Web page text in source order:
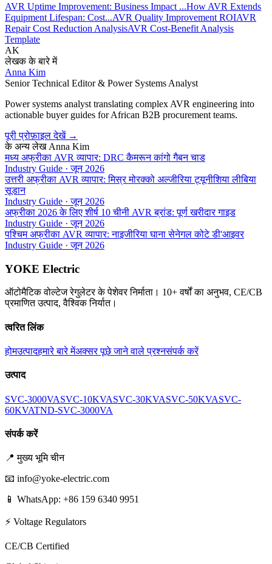
AVR Uptime Improvement: Business Impact ...How AVR Extends
Equipment Lifespan: Cost...AVR Quality Improvement ROIAVR
Repair Cost Reduction AnalysisAVR Cost-Benefit Analysis
Template
AK
लेखक के बारे में
Anna Kim
Senior Technical Editor & Power Systems Analyst
Power systems analyst translating complex AVR engineering into
actionable buyer guides for African B2B procurement teams.
पूरी प्रोफ़ाइल देखें→
के अन्य लेख Anna Kim
मध्य अफ्रीका AVR व्यापार: DRC कैमरून कांगो गैबन चाड
Industry Guide ·जून 2026
उत्तरी अफ्रीका AVR व्यापार: मिस्र मोरक्को अल्जीरिया ट्यूनीशिया लीबिया
सूडान
Industry Guide ·जून 2026
अफ्रीका 2026 के लिए शीर्ष 10 चीनी AVR ब्रांड: पूर्ण खरीदार गाइड
Industry Guide ·जून 2026
पश्चिम अफ्रीका AVR व्यापार: नाइजीरिया घाना सेनेगल कोटे डी'आइवर
Industry Guide ·जून 2026
YOKE Electric
ऑटोमैटिक वोल्टेज रेगुलेटर के पेशेवर निर्माता। 10+ वर्षों का अनुभव, CE/CB
प्रमाणित उत्पाद, वैश्विक निर्यात।
त्वरित लिंक
होमउत्पादहमारे बारे मेंअक्सर पूछे जाने वाले प्रश्नसंपर्क करें
उत्पाद
SVC-3000VASVC-10KVASVC-30KVASVC-50KVASVC-
60KVATND-SVC-3000VA
संपर्क करें
📍मुख्य भूमि चीन
📧 info@yoke-electric.com
📱 WhatsApp: +86 159 6340 9951
⚡ Voltage Regulators
CE/CB Certified